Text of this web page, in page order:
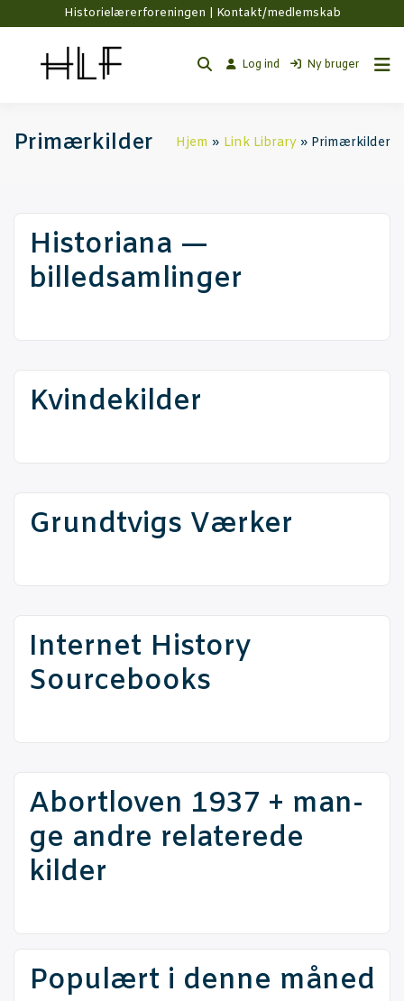
Historielærerforeningen | Kontakt/medlemskab
Log ind Ny bruger
Primærkilder Hjem Link Library Primærkilder
Histo­ri­a­na —
billedsamlinger
Kvin­dekil­der
Grundtvigs Vær­ker
Inter­net History
Sourcebooks
Abort­loven 1937 + man­
ge andre rela­te­re­de
kilder
Populært i denne måned